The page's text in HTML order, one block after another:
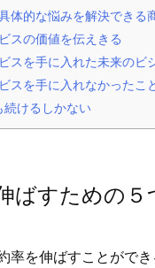
体的な悩みを解決できる
スの価値を伝えきる
スを手に入れた未来のビ
スを手に入れなかったこ
続けるしかない
ばすための５
率を伸ばすことができ